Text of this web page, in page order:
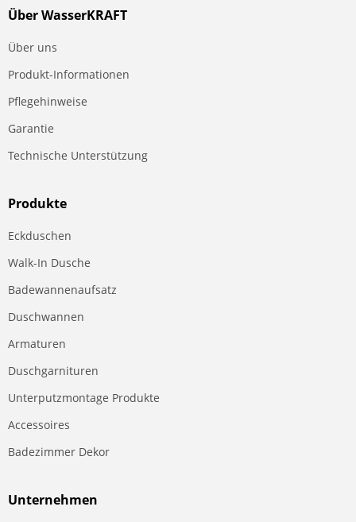
Über WasserKRAFT
Über uns
Produkt-Informationen
Pflegehinweise
Garantie
Technische Unterstützung
Produkte
Eckduschen
Walk-In Dusche
Badewannenaufsatz
Duschwannen
Armaturen
Duschgarnituren
Unterputzmontage Produkte
Accessoires
Badezimmer Dekor
Unternehmen